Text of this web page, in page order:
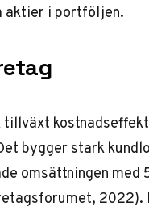
aktier i portföljen.
bygger stark
omsättningen med